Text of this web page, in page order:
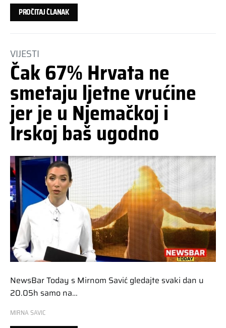
PROČITAJ ČLANAK
VIJESTI
Čak 67% Hrvata ne
smetaju ljetne vrućine
jer je u Njemačkoj i
Irskoj baš ugodno
NewsBar Today s Mirnom Savić gledajte svaki dan u
20.05h samo na…
MIRNA SAVIC